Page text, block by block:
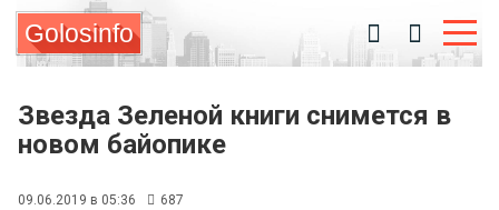
Golosinfo
Звезда Зеленой книги снимется в
новом байопике
09.06.2019 в 05:36 687